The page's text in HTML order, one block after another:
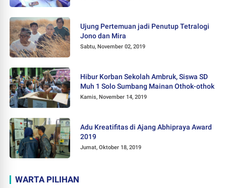
Ujung Pertemuan jadi Penutup Tetralogi
Jono dan Mira
Sabtu, November 02, 2019
Hibur Korban Sekolah Ambruk, Siswa SD
Muh 1 Solo Sumbang Mainan Othok-othok
Kamis, November 14, 2019
Adu Kreatifitas di Ajang Abhipraya Award
2019
Jumat, Oktober 18, 2019
WARTA PILIHAN